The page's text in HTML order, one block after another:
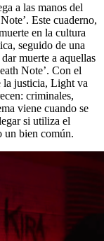
a las manos del
Este cuaderno,
en la cultura
seguido de una
muerte a aquellas
Note’. Con el
la justicia, Light va
criminales,
viene cuando se
si utiliza el
un bien común.